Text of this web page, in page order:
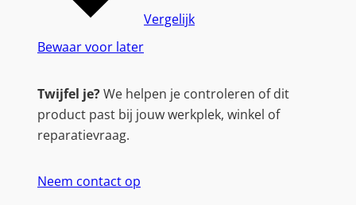
Bewaar voor later
Vergelijk
Twijfel je?We helpen je controleren of dit
product past bij jouw werkplek, winkel of
reparatievraag.
Neem contact op